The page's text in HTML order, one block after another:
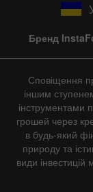
Бренд
Сповіщення
іншим
інструментами
грошей через
в будь-який
природу та
види